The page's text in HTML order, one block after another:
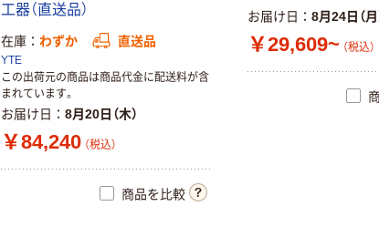
工器（直送品）
在庫 わずか 直送品
YTE
この出荷元の商品は商品代金に配送料が含
まれています。
お届け日 8月20日（木）
￥84,240 （税込）
商品を比較
お届け日 8月24日（月
￥29,609~ （税込）
エアダスター レ
バー式・ロング
ノズル・プラグ